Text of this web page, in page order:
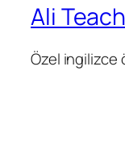
Ali
Özel ingilizce